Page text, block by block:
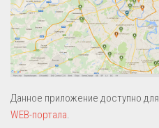
Данное приложение доступно для
WEB-портала.